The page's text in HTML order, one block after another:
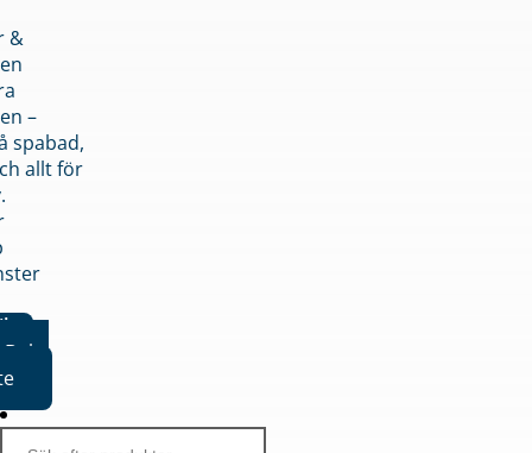
&
–
spabad,
allt för
Boka